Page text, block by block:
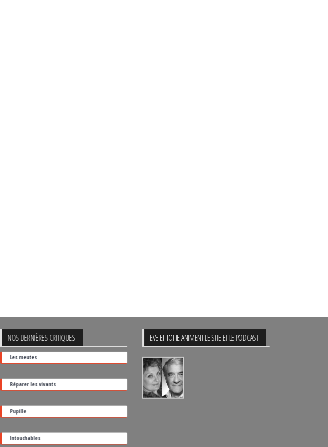
NOS DERNIÈRES CRITIQUES
Les meutes
Réparer les vivants
Pupille
Intouchables
EVE ET TOFIE ANIMENT LE SITE ET LE PODCAST